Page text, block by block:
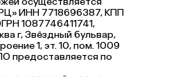
ИНН 7718696387, КПП
1087746411741,
г, Звёздный бульвар,
1, эт. 10, пом. 1009
предоставляется по